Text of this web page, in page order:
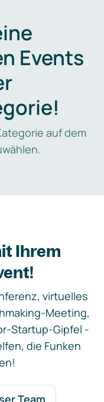
Events
auf dem
Ihrem
virtuelles
Meeting,
Startup-Gipfel -
die Funken
Team